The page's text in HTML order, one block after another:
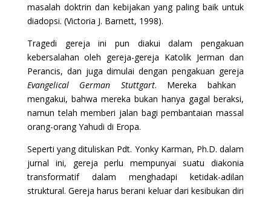
masalah doktrin dan kebijakan yang paling baik untuk
diadopsi. (Victoria J. Barnett, 1998).
Tragedi gereja ini pun diakui dalam pengakuan
kebersalahan oleh gereja-gereja Katolik Jerman dan
Perancis, dan juga dimulai dengan pengakuan gereja
Evangelical German Stuttgart. Mereka bahkan
mengakui, bahwa mereka bukan hanya gagal beraksi,
namun telah memberi jalan bagi pembantaian massal
orang-orang Yahudi di Eropa.
Seperti yang dituliskan Pdt. Yonky Karman, Ph.D. dalam
jurnal ini, gereja perlu mempunyai suatu diakonia
transformatif dalam menghadapi ketidak-adilan
struktural. Gereja harus berani keluar dari kesibukan diri